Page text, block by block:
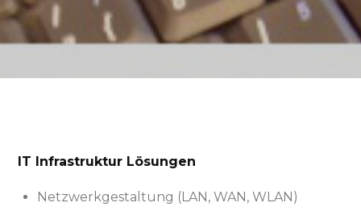
IT Infrastruktur Lösungen
Netzwerkgestaltung (LAN, WAN, WLAN)